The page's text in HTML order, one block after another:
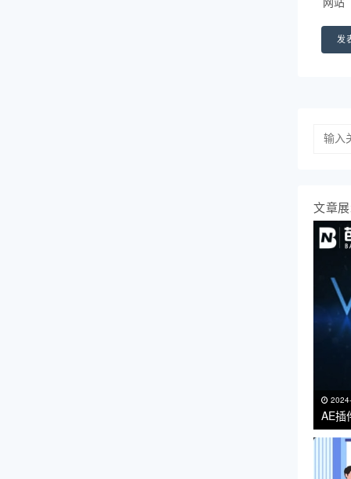
文章
AE插
VC